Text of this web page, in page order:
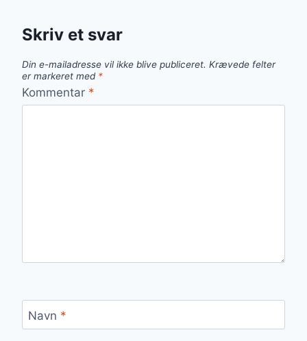
Skriv et svar
Din e-mailadresse vil ikke blive publiceret. Krævede felter
er markeret med *
Kommentar *
Navn *